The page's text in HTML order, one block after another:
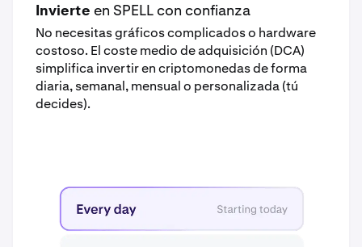
Invierte en SPELL con confianza
No necesitas gráficos complicados o hardware
costoso. El coste medio de adquisición (DCA)
simplifica invertir en criptomonedas de forma
diaria, semanal, mensual o personalizada (tú
decides).